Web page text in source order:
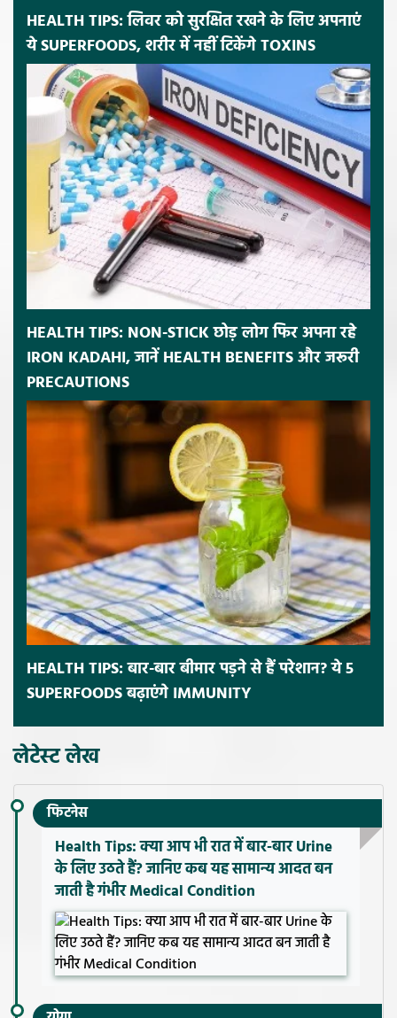
HEALTH TIPS: लिवर को सुरक्षित रखने के लिए अपनाएं
ये SUPERFOODS, शरीर में नहीं टिकेंगे TOXINS
HEALTH TIPS: NON-STICK छोड़ लोग फिर अपना रहे
IRON KADAHI, जानें HEALTH BENEFITS और जरूरी
PRECAUTIONS
HEALTH TIPS: बार-बार बीमार पड़ने से हैं परेशान? ये 5
SUPERFOODS बढ़ाएंगे IMMUNITY
लेटेस्ट लेख
फिटनेस
Health Tips: क्या आप भी रात में बार-बार Urine
के लिए उठते हैं? जानिए कब यह सामान्य आदत बन
जाती है गंभीर Medical Condition